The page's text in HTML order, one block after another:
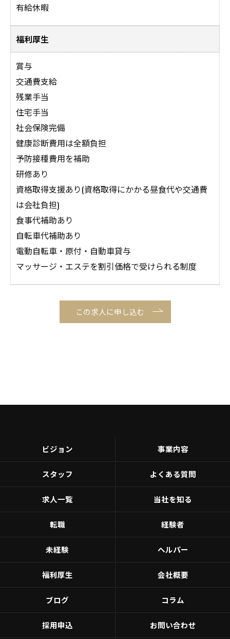
有給休暇
福利厚生
賞与
交通費支給
残業手当
住宅手当
社会保険完備
健康診断費用は全額負担
予防接種費用を補助
研修あり
資格取得支援あり(資格取得にかかる昼食代や交通費
は会社負担)
食事代補助あり
自転車代補助あり
電動自転車・原付・自動車貸与
マッサージ・エステを割引価格で受けられる制度
この求人に申し込む
ビジョン 事業内容
スタッフ よくある質問
求人一覧 当社を知る
転職 経験者
未経験 ヘルパー
福利厚生 会社概要
ブログ コラム
採用申込 お問い合わせ